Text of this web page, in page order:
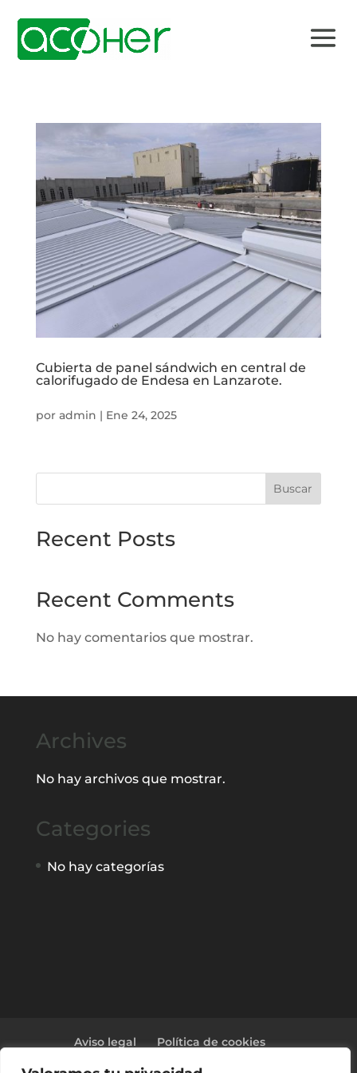
Cubierta de panel sándwich en central de
calorifugado de Endesa en Lanzarote.
por admin | Ene 24, 2025
Buscar
Recent Posts
Recent Comments
No hay comentarios que mostrar.
Archives
No hay archivos que mostrar.
Categories
No hay categorías
Aviso legal
Política de cookies
Política de privacidad